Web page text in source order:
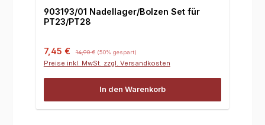
903193/01 Nadellager/Bolzen Set für
PT23/PT28
Verkaufspreis:
7,45 € 14,90 € (50% gespart)
Preise inkl. MwSt. zzgl. Versandkosten
In den Warenkorb